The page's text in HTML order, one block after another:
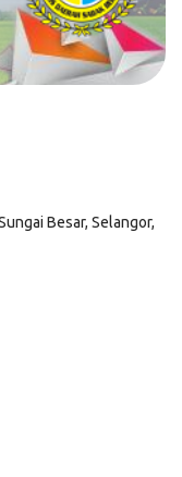
Besar, Selangor,